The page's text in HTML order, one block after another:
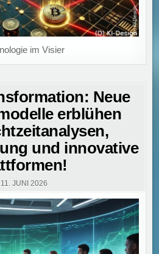
im Visier
Neue
erblühen
und innovative
11. JUNI 2026